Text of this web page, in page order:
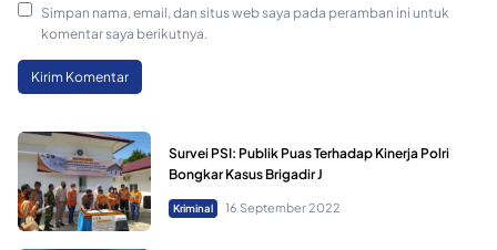
Simpan nama, email, dan situs web saya pada peramban ini untuk
komentar saya berikutnya.
Survei PSI: Publik Puas Terhadap Kinerja Polri
Bongkar Kasus Brigadir J
Kriminal 16 September 2022